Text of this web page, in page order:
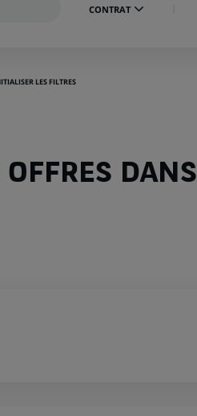
CONTRAT
LES FILTRES
OFFRES DANS